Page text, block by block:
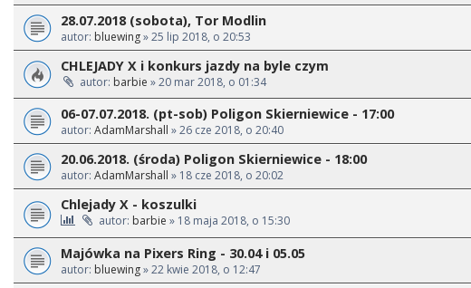
28.07.2018 (sobota), Tor Modlin
autor: bluewing» 25 lip 2018, o 20:53
CHLEJADY X i konkurs jazdy na byle czym
autor: barbie » 20 mar 2018, o 01:34
06-07.07.2018. (pt-sob) Poligon Skierniewice - 17:00
autor: AdamMarshall » 26 cze 2018, o 20:40
20.06.2018. (środa) Poligon Skierniewice - 18:00
autor: AdamMarshall » 18 cze 2018, o 20:02
Chlejady X - koszulki
autor: barbie » 18 maja 2018, o 15:30
Majówka na Pixers Ring - 30.04 i 05.05
autor: bluewing» 22 kwie 2018, o 12:47